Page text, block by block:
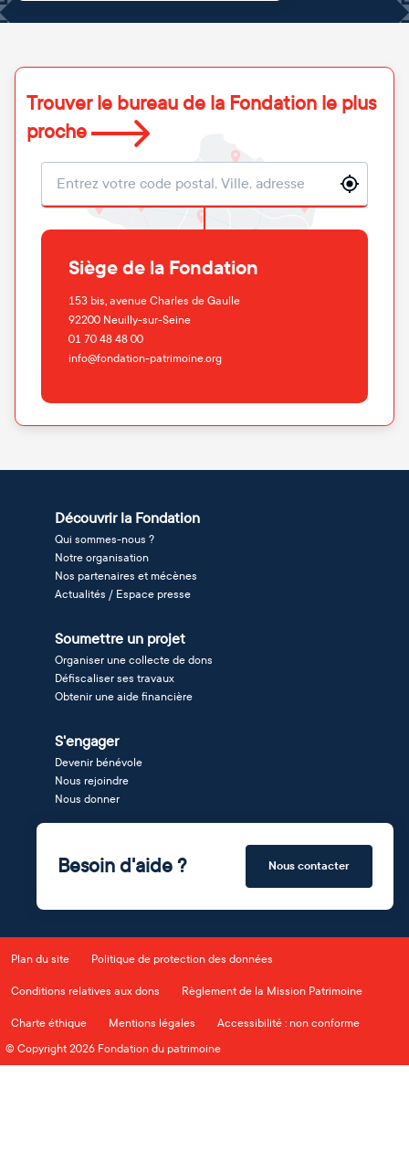
Trouver le bureau de la Fondation le plus
proche
Localisation
Siège de la Fondation
153 bis, avenue Charles de Gaulle
92200 Neuilly-sur-Seine
01 70 48 48 00
info@fondation-patrimoine.org
Découvrir la Fondation
Qui sommes-nous ?
Notre organisation
Nos partenaires et mécènes
Actualités / Espace presse
Soumettre un projet
Organiser une collecte de dons
Défiscaliser ses travaux
Obtenir une aide financière
S'engager
Devenir bénévole
Nous rejoindre
Nous donner
Besoin d'aide ? Nous contacter
Plan du site Politique de protection des données
Conditions relatives aux dons Règlement de la Mission Patrimoine
Charte éthique Mentions légales
Accessibilité : non conforme
© Copyright 2026 Fondation du patrimoine